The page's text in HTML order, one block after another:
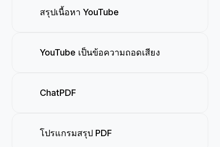
สรุปเนื้อหา YouTube
YouTube เป็นข้อความถอดเสียง
ChatPDF
โปรแกรมสรุป PDF